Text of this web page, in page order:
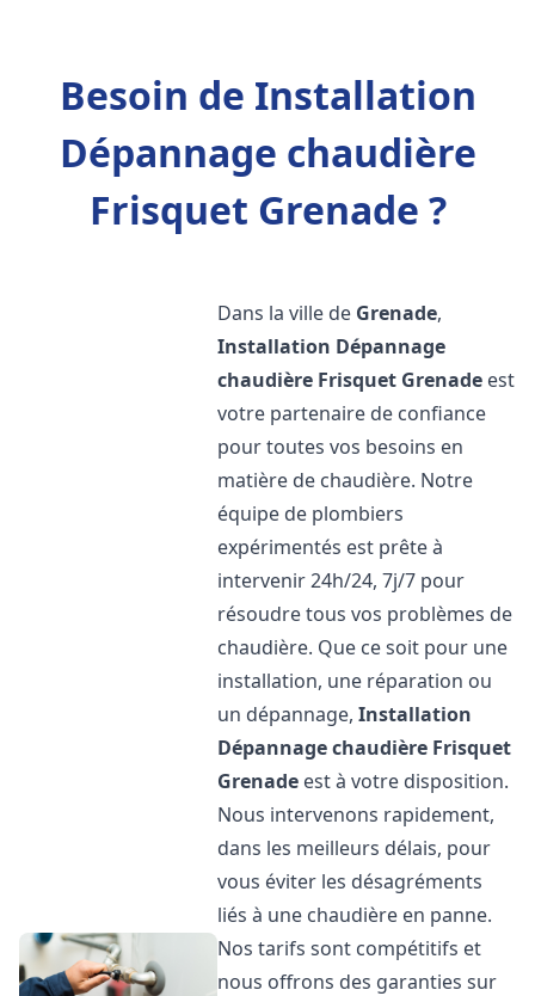
Besoin de Installation
Dépannage chaudière
Frisquet Grenade ?
Dans la ville de Grenade,
Installation Dépannage
chaudière Frisquet Grenade est
votre partenaire de confiance
pour toutes vos besoins en
matière de chaudière. Notre
équipe de plombiers
expérimentés est prête à
intervenir 24h/24, 7j/7 pour
résoudre tous vos problèmes de
chaudière. Que ce soit pour une
installation, une réparation ou
un dépannage,Installation
Dépannage chaudière Frisquet
Grenade est à votre disposition.
Nous intervenons rapidement,
dans les meilleurs délais, pour
vous éviter les désagréments
liés à une chaudière en panne.
Nos tarifs sont compétitifs et
nous offrons des garanties sur